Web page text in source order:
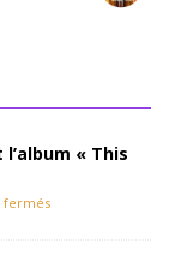
l’album « This
fermés